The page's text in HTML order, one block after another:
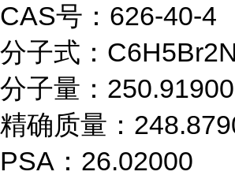
CAS号：626-40-4
分子式：C6H5Br2N
分子量：250.91900
精确质量：
PSA：26.02000